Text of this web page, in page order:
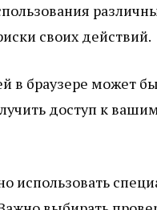
своих действий.
в браузере может
доступ к
использовать